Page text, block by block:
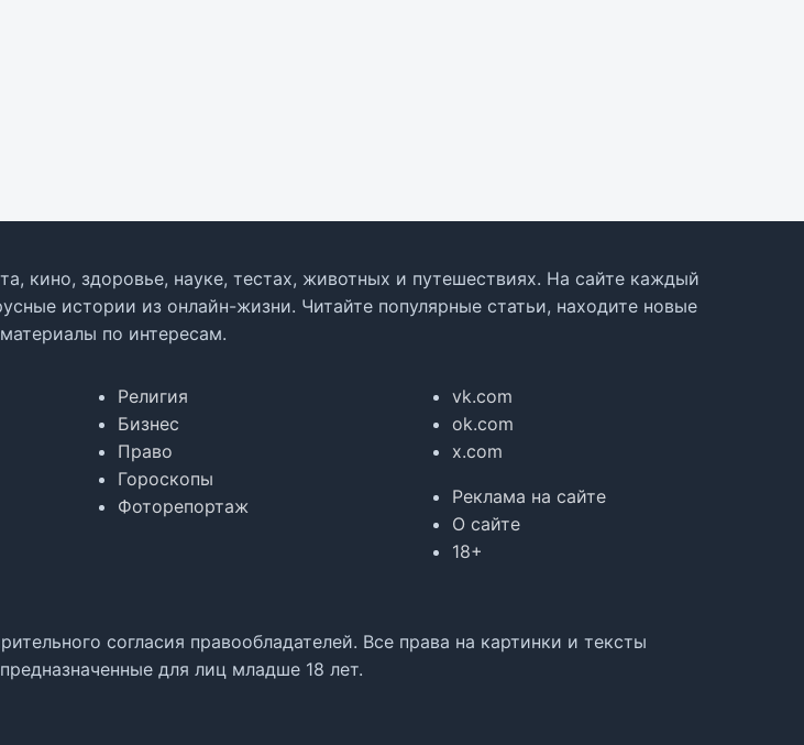
кино, здоровье, науке, тестах, животных и путешествиях. На сайте каждый
истории из онлайн-жизни. Читайте популярные статьи, находите новые
по интересам.
Религия
Бизнес
Право
Гороскопы
Фоторепортаж
vk.com
ok.com
x.com
Реклама на сайте
О сайте
18+
согласия правообладателей. Все права на картинки и тексты
для лиц младше 18 лет.